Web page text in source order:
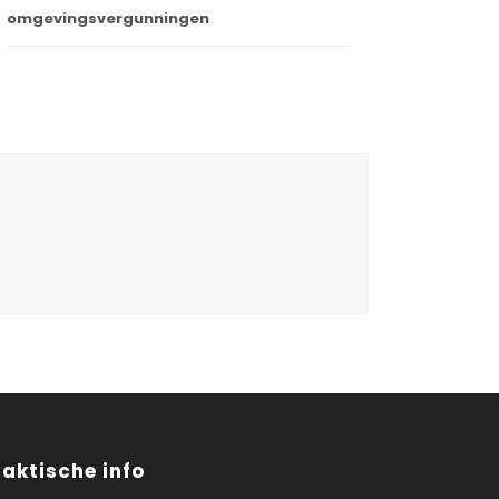
omgevingsvergunningen
info